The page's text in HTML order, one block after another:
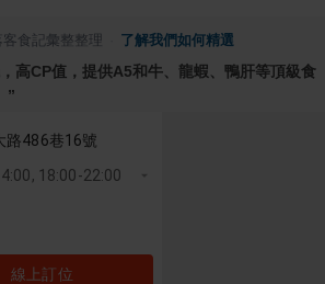
食記彙整整理 了解我們如何精選
高CP值，提供A5和牛、龍蝦、鴨肝等頂級食
”
路486巷16號
18:00-22:00
線上訂位